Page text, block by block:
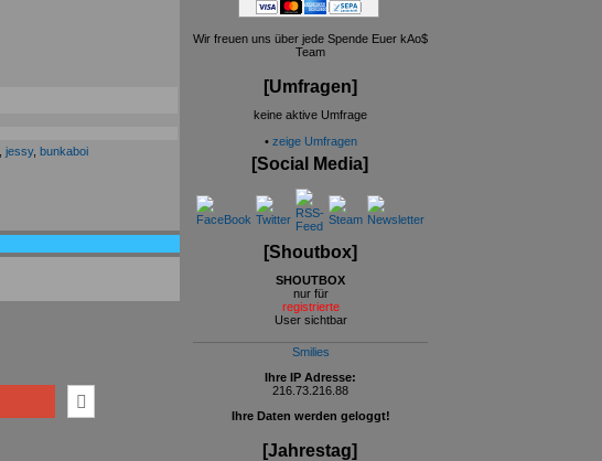
jessy, bunkaboi
Wir freuen uns über jede Spende Euer kAo$
Team
[Umfragen]
keine aktive Umfrage
• zeige Umfragen
[Social Media]
[Shoutbox]
SHOUTBOX
nur für
registrierte
User sichtbar
Smilies
Ihre IP Adresse:
216.73.216.88
Ihre Daten werden geloggt!
[Jahrestag]